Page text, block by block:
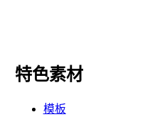
特色素材
模板